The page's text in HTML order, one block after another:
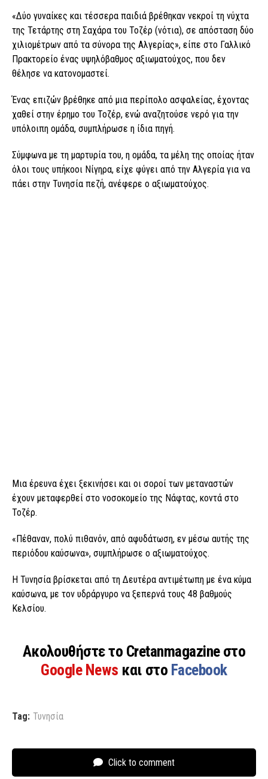
«Δύο γυναίκες και τέσσερα παιδιά βρέθηκαν νεκροί τη νύχτα
της Τετάρτης στη Σαχάρα του Τοζέρ (νότια), σε απόσταση δύο
χιλιομέτρων από τα σύνορα της Αλγερίας», είπε στο Γαλλικό
Πρακτορείο ένας υψηλόβαθμος αξιωματούχος, που δεν
θέλησε να κατονομαστεί.
Ένας επιζών βρέθηκε από μια περίπολο ασφαλείας, έχοντας
χαθεί στην έρημο του Τοζέρ, ενώ αναζητούσε νερό για την
υπόλοιπη ομάδα, συμπλήρωσε η ίδια πηγή.
Σύμφωνα με τη μαρτυρία του, η ομάδα, τα μέλη της οποίας ήταν
όλοι τους υπήκοοι Νίγηρα, είχε φύγει από την Αλγερία για να
πάει στην Τυνησία πεζή, ανέφερε ο αξιωματούχος.
Μια έρευνα έχει ξεκινήσει και οι σοροί των μεταναστών
έχουν μεταφερθεί στο νοσοκομείο της Νάφτας, κοντά στο
Τοζέρ.
«Πέθαναν, πολύ πιθανόν, από αφυδάτωση, εν μέσω αυτής της
περιόδου καύσωνα», συμπλήρωσε ο αξιωματούχος.
Η Τυνησία βρίσκεται από τη Δευτέρα αντιμέτωπη με ένα κύμα
καύσωνα, με τον υδράργυρο να ξεπερνά τους 48 βαθμούς
Κελσίου.
Ακολουθήστε το Cretanmagazine στο
Google News και στο Facebook
Tag: Τυνησία
Click to comment